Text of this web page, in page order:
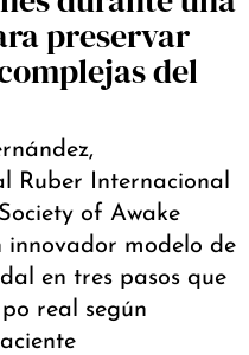
preservar
del
Ruber Internacional
of Awake
modelo de
en tres pasos que
real según